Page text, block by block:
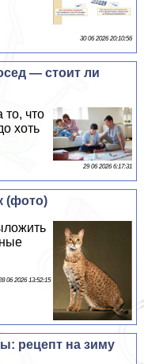
30 06 2026 20:10:56
— стоит ли
что
хоть
29 06 2026 6:17:31
(фото)
06 2026 13:52:15
рецепт на зиму